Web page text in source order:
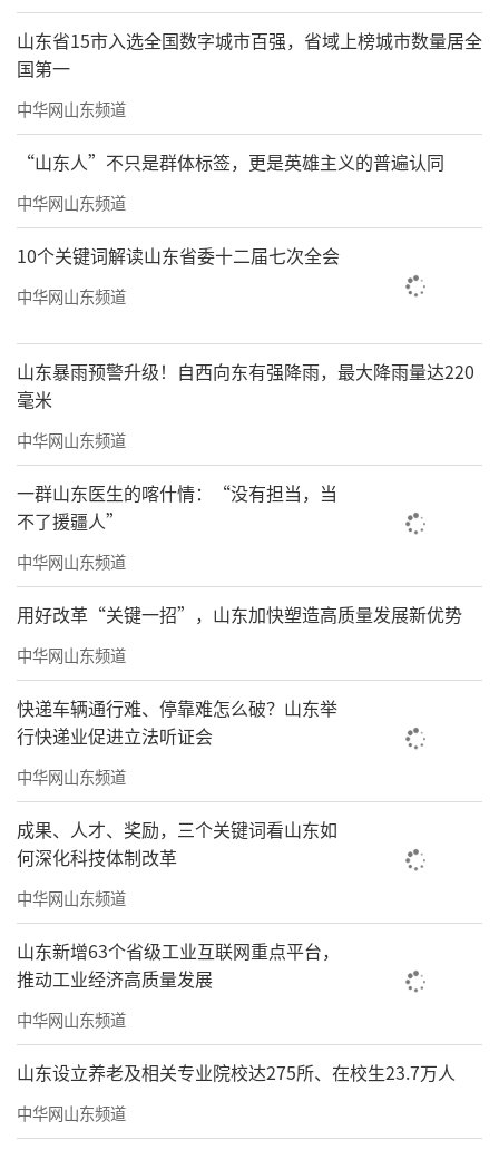
山东省15市入选全国数字城市百强，省域上榜城市数量居全
国第一
中华网山东频道
“山东人”不只是群体标签，更是英雄主义的普遍认同
中华网山东频道
10个关键词解读山东省委十二届七次全会
中华网山东频道
山东暴雨预警升级！自西向东有强降雨，最大降雨量达220
毫米
中华网山东频道
一群山东医生的喀什情：“没有担当，当
不了援疆人”
中华网山东频道
用好改革“关键一招”，山东加快塑造高质量发展新优势
中华网山东频道
快递车辆通行难、停靠难怎么破？山东举
行快递业促进立法听证会
中华网山东频道
成果、人才、奖励，三个关键词看山东如
何深化科技体制改革
中华网山东频道
山东新增63个省级工业互联网重点平台，
推动工业经济高质量发展
中华网山东频道
山东设立养老及相关专业院校达275所、在校生23.7万人
中华网山东频道